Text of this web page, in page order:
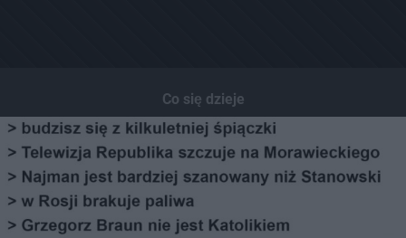
Co się dzieje